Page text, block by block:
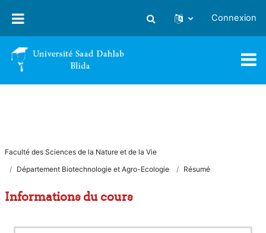
Activer/désactiver la saisie
Connexion
Faculté des Sciences de la Nature et de la Vie
Département Biotechnologie et Agro-Ecologie
Résumé
Informations du cours